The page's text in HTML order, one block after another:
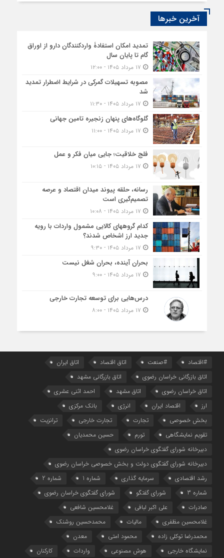
آخرین خبرها
تمدید امکان استفادۀ واردکنندگان دارو از اوراق
گام تا پایان سال
مصوبه تسهیلات گمرکی در شرایط اضطرار تمدید
شد
گلوگاه‌های پنهان زنجیره تامین جهانی
فلج خلاقیت؛ جایی میان فکر و عمل
رسانه، حلقه پیوند میدان اقتصاد و عرصه
تصمیم‌گیری است
کدام گروههای کالایی مشمول واردات با رویه
جدید ارز اشخاص شدند؟
بحران آینده، بحران شغل نیست
درس‌هایی برای توسعه تجارت خارجی
#اقتصاد #صنعت اتاق اقتصاد
اتاق ایران
اتاق بازرگانی خراسان رضوی
اتاق بازرگانی مشهد
اتاق خراسان رضوی
اتاق مشهد
احمد اثنی عشری
ارز
اقتصاد ایران انرژی
بانک مرکزی
بخش خصوصی
تجارت تجارت خارجی
ترانزیت
تقویم نمایشگاهی
تورم
حسین محمدیان
دبیرخانه شورای گفتگوی خراسان رضوی
دبیرخانه شورای گفتگوی دولت و بخش خصوصی خراسان رضوی
رشد اقتصادی
سرمایه گذاری شماره 1
شماره 2
شماره 3
شورای گفتگو
شورای گفتگوی خراسان رضوی
صادرات
علی اکبر لبافی
غلامحسین شافعی
غلامحسین مظفری
مالیات
محمدحسین روشنک
محمدرضا توکلی زاده
محمود امتی
معدن
نمایشگاه خارجی
هوش مصنوعی واردات کارکنان